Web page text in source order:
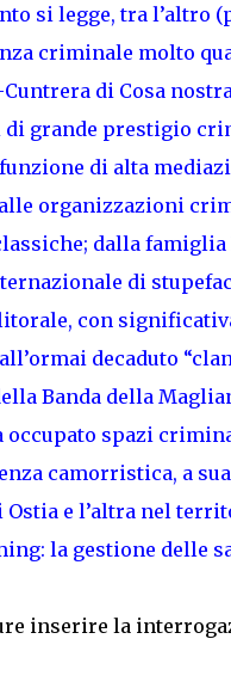
si legge, tra l’altro
criminale molto
di Cosa
di grande prestigio
di alta
organizzazioni
dalla famiglia
di
con
decaduto
Banda della
occupato spazi
camorristica, a
e l’altra nel
la gestione delle
inserire la